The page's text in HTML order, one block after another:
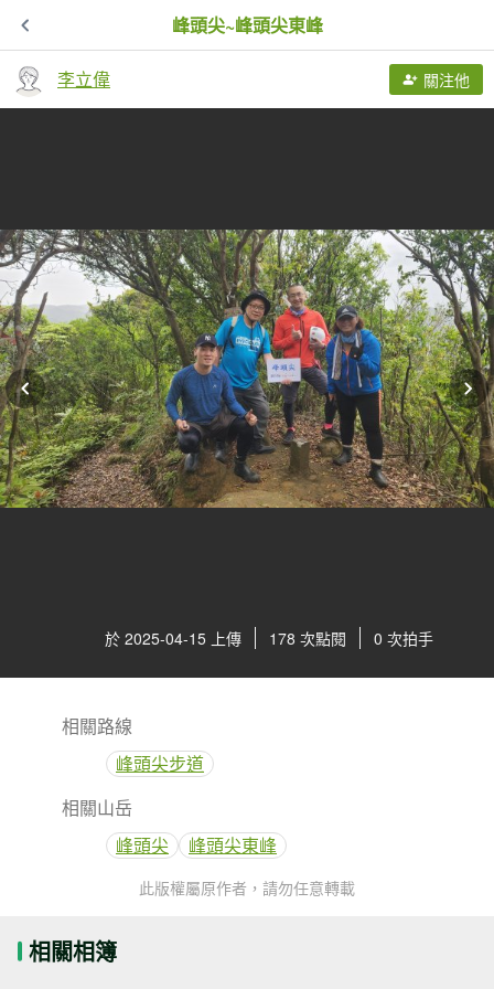
峰頭尖~峰頭尖東峰
李立偉 關注他
於 2025-04-15 上傳 178 次點閱 0 次拍手
相關路線
峰頭尖步道
相關山岳
峰頭尖
峰頭尖東峰
此版權屬原作者，請勿任意轉載
相關相簿